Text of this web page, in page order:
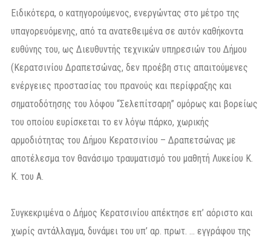
Ειδικότερα, ο κατηγορούμενος, ενεργώντας στο μέτρο της
υπαγορευόμενης, από τα ανατεθειμένα σε αυτόν καθήκοντα
ευθύνης του, ως Διευθυντής τεχνικών υπηρεσιών του Δήμου
(Κερατσινίου Δραπετσώνας, δεν προέβη στις απαιτούμενες
ενέργειες προστασίας του πρανούς και περίφραξης και
σηματοδότησης του λόφου “Σελεπίτσαρη” ομόρως και βορείως
του οποίου ευρίσκεται το εν λόγω πάρκο, χωρικής
αρμοδιότητας του Δήμου Κερατσινίου – Δραπετσώνας με
αποτέλεσμα τον θανάσιμο τραυματισμό του μαθητή Λυκείου Κ.
Κ. του Α.
Συγκεκριμένα ο Δήμος Κερατσινίου απέκτησε επ’ αόριστο και
χωρίς αντάλλαγμα, δυνάμει του υπ’ αρ. πρωτ. … εγγράφου της